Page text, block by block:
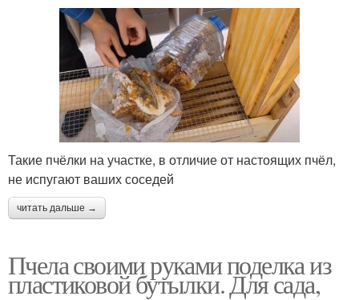
Такие пчёлки на участке, в отличие от настоящих пчёл,
не испугают ваших соседей
читать дальше →
Пчела своими руками поделка из
пластиковой бутылки. Для сада,